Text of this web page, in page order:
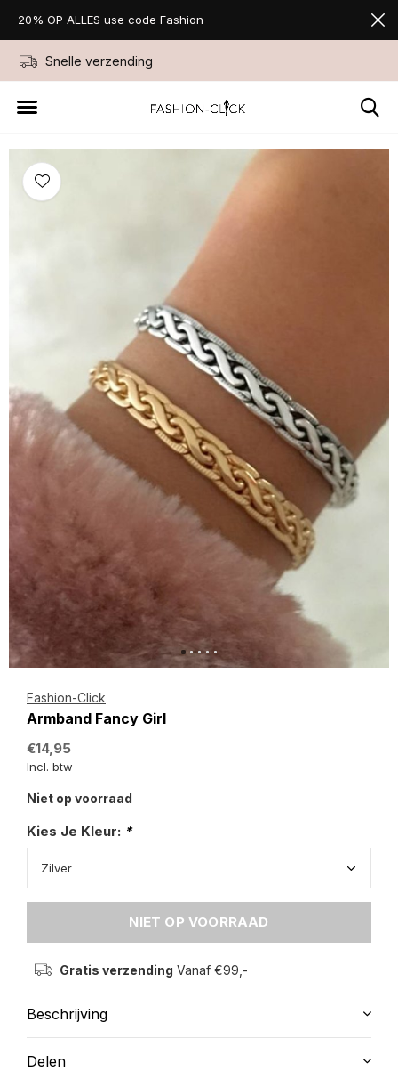
Snelle verzending
20% OP ALLES use code Fashion
Fashion-Click
Armband Fancy Girl
€14,95
Incl. btw
Niet op voorraad
Kies Je Kleur: *
NIET OP VOORRAAD
Gratis verzending Vanaf €99,-
Beschrijving
Delen